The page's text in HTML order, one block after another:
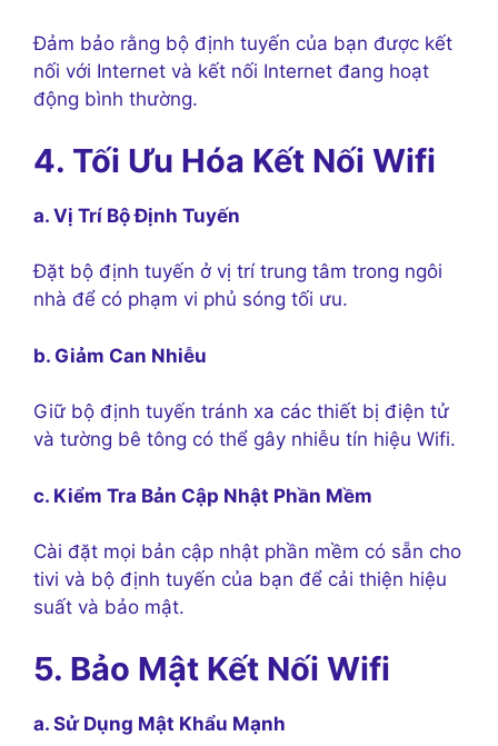
Đảm bảo rằng bộ định tuyến của bạn được kết
nối với Internet và kết nối Internet đang hoạt
động bình thường.
4. Tối Ưu Hóa Kết Nối Wifi
a. Vị Trí Bộ Định Tuyến
Đặt bộ định tuyến ở vị trí trung tâm trong ngôi
nhà để có phạm vi phủ sóng tối ưu.
b. Giảm Can Nhiễu
Giữ bộ định tuyến tránh xa các thiết bị điện tử
và tường bê tông có thể gây nhiễu tín hiệu Wifi.
c. Kiểm Tra Bản Cập Nhật Phần Mềm
Cài đặt mọi bản cập nhật phần mềm có sẵn cho
tivi và bộ định tuyến của bạn để cải thiện hiệu
suất và bảo mật.
5. Bảo Mật Kết Nối Wifi
a. Sử Dụng Mật Khẩu Mạnh